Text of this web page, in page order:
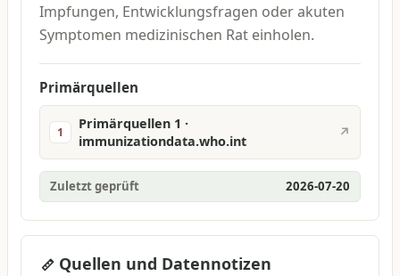
Impfungen, Entwicklungsfragen oder akuten
Symptomen medizinischen Rat einholen.
Primärquellen
1
Primärquellen 1 ·
immunizationdata.who.int
↗
Zuletzt geprüft 2026-07-20
Quellen und Datennotizen